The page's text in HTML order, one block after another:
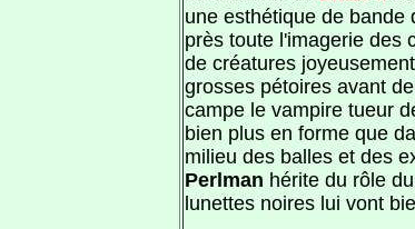
une esthétique de bande
près toute l'imagerie des
de créatures
grosses pétoires avant
campe le vampire tueur
bien plus en forme que
milieu des balles et des
Perlman hérite du rôle
lunettes noires lui vont